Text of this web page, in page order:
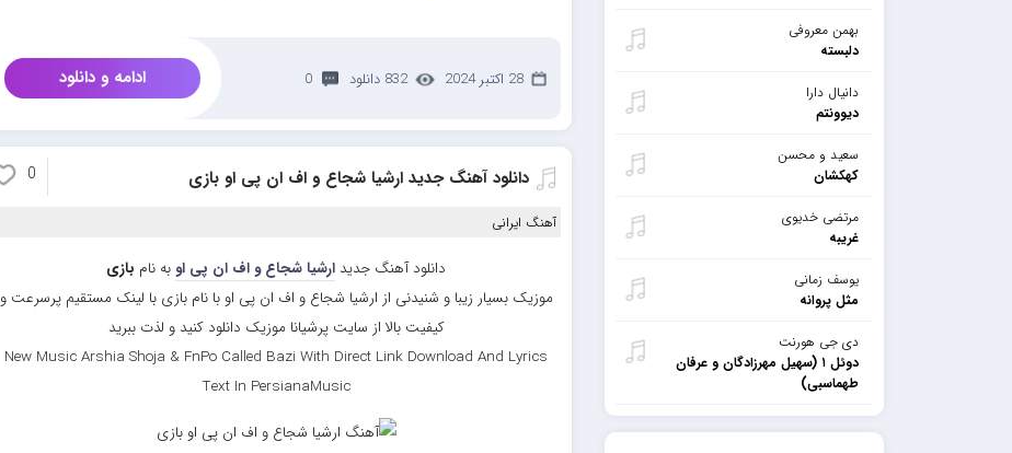
بهمن معروفی
دلبسته
دانیال دارا
دیوونتم
سعید و محسن
کهکشان
مرتضی خدیوی
غریبه
یوسف زمانی
مثل پروانه
دی جی هورنت
دوئل ۱ (سهیل مهرزادگان و عرفان
طهماسبی)
28 اکتبر 2024 832 دانلود 0 ادامه و دانلود
دانلود آهنگ جدید ارشیا شجاع و اف ان پی او بازی 0
آهنگ ایرانی
دانلود آهنگ جدید ارشیا شجاع و اف ان پی او به نام بازی
موزیک بسیار زیبا و شنیدنی از ارشیا شجاع و اف ان پی او با نام بازی با لینک مستقیم پرسرعت و
کیفیت بالا از سایت پرشیانا موزیک دانلود کنید و لذت ببرید
New Music Arshia Shoja & FnPo Called Bazi With Direct Link Download And Lyrics
Text In PersianaMusic